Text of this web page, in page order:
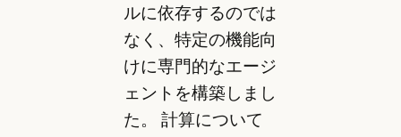
ルに依存するのでは
なく、特定の機能向
けに専門的なエージ
ェントを構築しまし
た。 計算について